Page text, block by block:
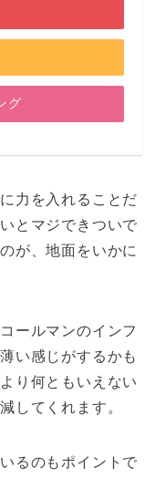
グ
力を入れることだ
とマジできついで
が、地面をいかに
ールマンのインフ
い感じがするかも
り何ともいえない
してくれます。
るのもポイントで